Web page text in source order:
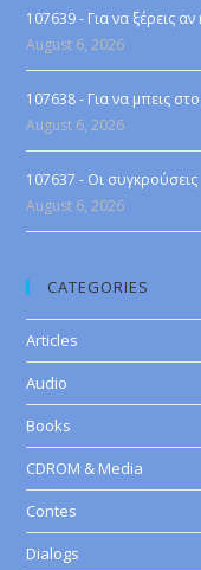
107639 - Για να ξέρεις
August 6, 2026
107638 - Για να μπεις
August 6, 2026
107637 - Οι συγκρούσεις
August 6, 2026
CATEGORIES
Articles
Audio
Books
CDROM & Media
Contes
Dialogs